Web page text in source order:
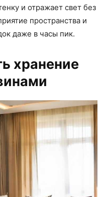
и отражает свет без
пространства и
даже в часы пик.
хранение